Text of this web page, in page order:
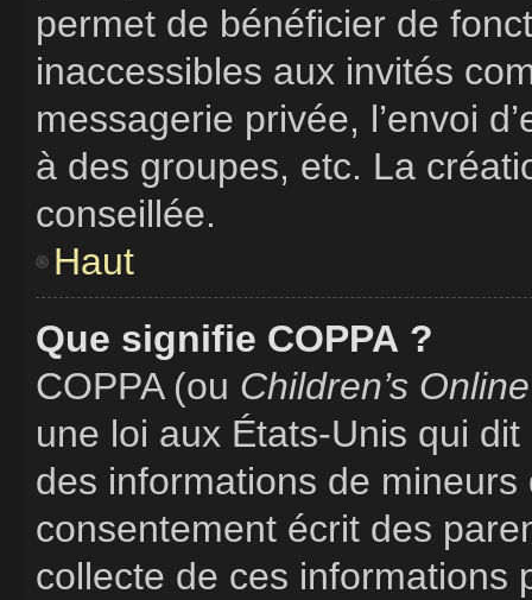
permet de bénéficier de
inaccessibles aux invités
messagerie privée, l’envoi
à des groupes, etc. La
conseillée.
Haut
Que signifie COPPA ?
COPPA (ou Children’s
une loi aux États-Unis qui
des informations de
consentement écrit des
collecte de ces informations